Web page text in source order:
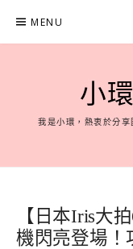
content
MENU
小
我是小環，熱衷於分
【日本Iris大
機閃亮登場！